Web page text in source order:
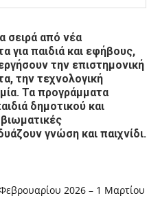
σειρά από νέα
για παιδιά και εφήβους,
την επιστημονική
την τεχνολογική
Τα προγράμματα
δημοτικού και
γνώση και παιχνίδι.
2026 – 1 Μαρτίου